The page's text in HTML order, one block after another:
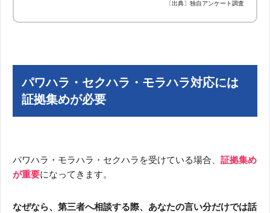
〔出典〕独自アンケート調査
パワハラ・セクハラ・モラハラ対応には
証拠集めが必要
パワハラ・モラハラ・セクハラを受けている場合、 証拠集め
が重要になってきます。
なぜなら、第三者へ相談する際、あなたの言い分だけでは話